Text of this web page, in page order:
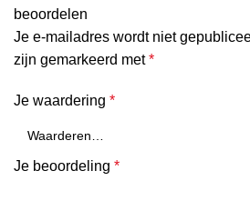
beoordelen
Je e-mailadres wordt niet
zijn gemarkeerd met*
Je waardering *
Je beoordeling *